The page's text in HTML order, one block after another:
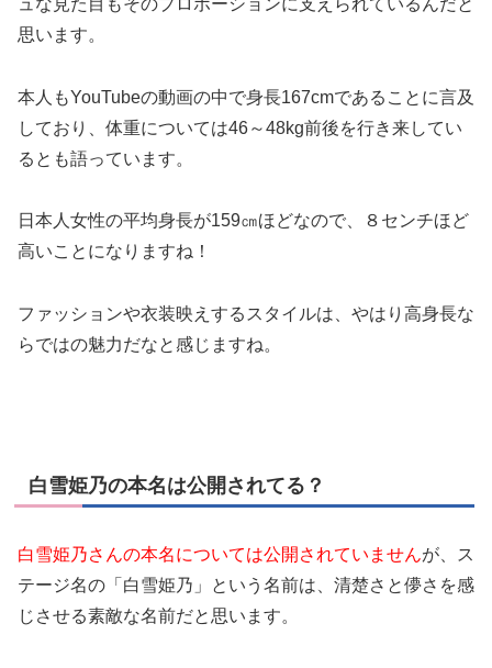
思います。
本人もYouTubeの動画の中で身長167cmであることに言及
しており、体重については46～48kg前後を行き来してい
るとも語っています。
日本人女性の平均身長が159㎝ほどなので、８センチほど
高いことになりますね！
ファッションや衣装映えするスタイルは、やはり高身長な
らではの魅力だなと感じますね。
白雪姫乃の本名は公開されてる？
白雪姫乃さんの本名については公開されていませんが、ス
テージ名の「白雪姫乃」という名前は、清楚さと儚さを感
じさせる素敵な名前だと思います。